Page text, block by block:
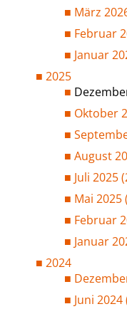
März
Februar
Januar
2025
Oktober
August
Juli 2025
Mai 2025
Februar
Januar
2024
Juni